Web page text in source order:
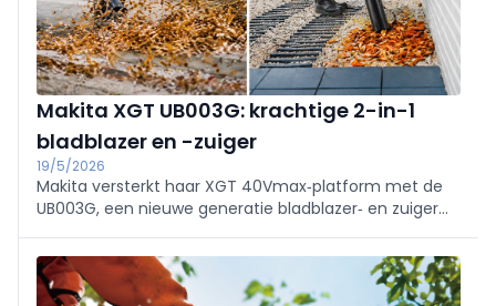
Makita XGT UB003G: krachtige 2-in-1
bladblazer en -zuiger
19/5/2026
Makita versterkt haar XGT 40Vmax‑platform met de
UB003G, een nieuwe generatie bladblazer‑ en zuiger